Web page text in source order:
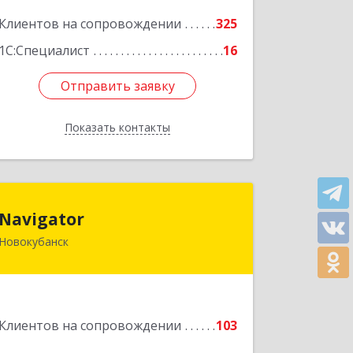
Клиентов на сопровождении
325
1С:Специалист
16
Отправить заявку
Показать контакты
Подробнее
Отправить заявку
Назад
Navigator
Новокубанск
Клиентов на сопровождении 103
352240, Краснодарский край,